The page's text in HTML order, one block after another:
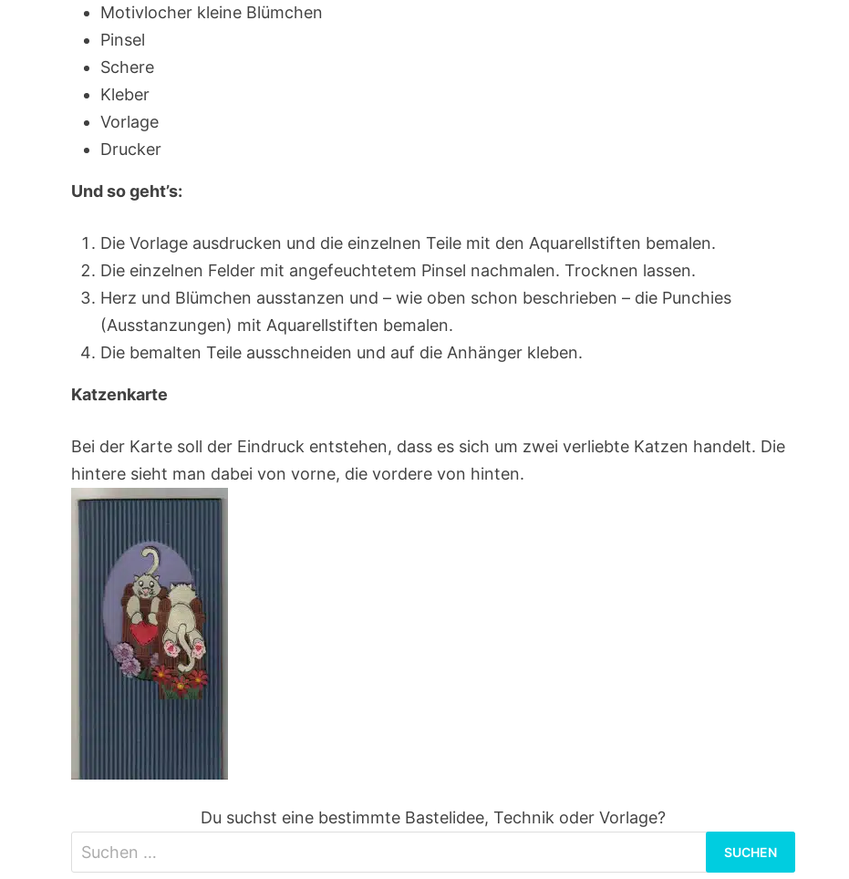
Motivlocher kleine Blümchen
Pinsel
Schere
Kleber
Vorlage
Drucker
Und so geht’s:
Die Vorlage ausdrucken und die einzelnen Teile mit den Aquarellstiften bemalen.
Die einzelnen Felder mit angefeuchtetem Pinsel nachmalen. Trocknen lassen.
Herz und Blümchen ausstanzen und – wie oben schon beschrieben – die Punchies
(Ausstanzungen) mit Aquarellstiften bemalen.
Die bemalten Teile ausschneiden und auf die Anhänger kleben.
Katzenkarte
Bei der Karte soll der Eindruck entstehen, dass es sich um zwei verliebte Katzen handelt. Die
hintere sieht man dabei von vorne, die vordere von hinten.
Du suchst eine bestimmte Bastelidee, Technik oder Vorlage?
nach: